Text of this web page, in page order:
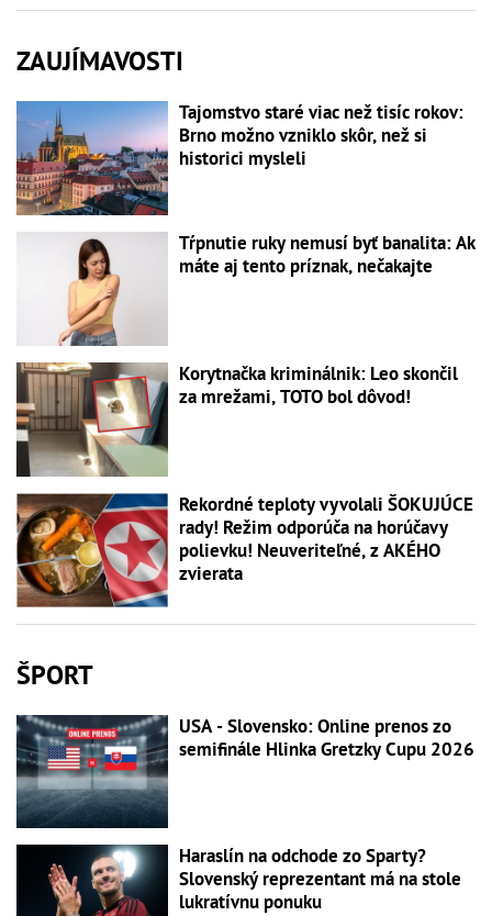
ZAUJÍMAVOSTI
Tajomstvo staré viac než tisíc rokov:
Brno možno vzniklo skôr, než si
historici mysleli
Tŕpnutie ruky nemusí byť banalita: Ak
máte aj tento príznak, nečakajte
Korytnačka kriminálnik: Leo skončil
za mrežami, TOTO bol dôvod!
Rekordné teploty vyvolali ŠOKUJÚCE
rady! Režim odporúča na horúčavy
polievku! Neuveriteľné, z AKÉHO
zvierata
ŠPORT
USA - Slovensko: Online prenos zo
semifinále Hlinka Gretzky Cupu 2026
Haraslín na odchode zo Sparty?
Slovenský reprezentant má na stole
lukratívnu ponuku